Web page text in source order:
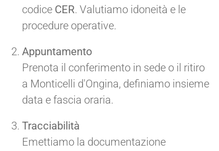
codice CER. Valutiamo idoneità e le
procedure operative.
Appuntamento
Prenota il conferimento in sede o il ritiro
a Monticelli d'Ongina, definiamo insieme
data e fascia oraria.
Tracciabilità
Emettiamo la documentazione